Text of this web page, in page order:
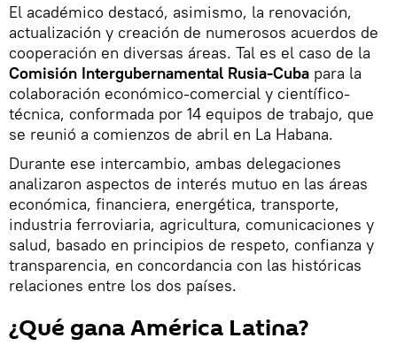
El académico destacó, asimismo, la renovación,
actualización y creación de numerosos acuerdos de
cooperación en diversas áreas. Tal es el caso de la
Comisión Intergubernamental Rusia-Cuba para la
colaboración económico-comercial y científico-
técnica, conformada por 14 equipos de trabajo, que
se reunió a comienzos de abril en La Habana.
Durante ese intercambio, ambas delegaciones
analizaron aspectos de interés mutuo en las áreas
económica, financiera, energética, transporte,
industria ferroviaria, agricultura, comunicaciones y
salud, basado en principios de respeto, confianza y
transparencia, en concordancia con las históricas
relaciones entre los dos países.
¿Qué gana América Latina?